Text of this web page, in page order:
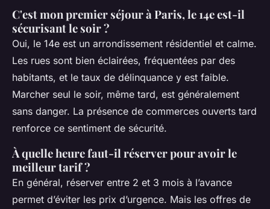
C'est mon premier séjour à Paris, le 14e est-il
sécurisant le soir ?
Oui, le 14e est un arrondissement résidentiel et calme.
Les rues sont bien éclairées, fréquentées par des
habitants, et le taux de délinquance y est faible.
Marcher seul le soir, même tard, est généralement
sans danger. La présence de commerces ouverts tard
renforce ce sentiment de sécurité.
À quelle heure faut-il réserver pour avoir le
meilleur tarif ?
En général, réserver entre 2 et 3 mois à l’avance
permet d’éviter les prix d’urgence. Mais les offres de